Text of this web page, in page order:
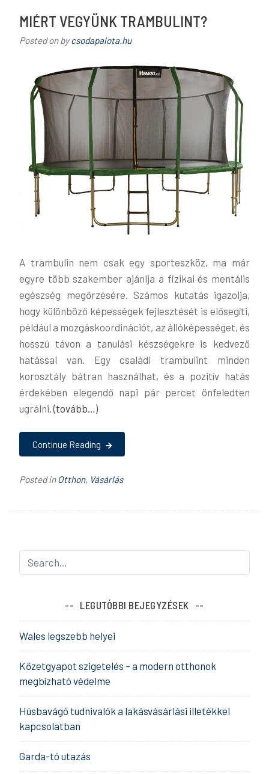
MIÉRT VEGYÜNK TRAMBULINT?
Posted onbycsodapalota.hu
A trambulin nem csak egy sporteszköz, ma már
egyre több szakember ajánlja a fizikai és mentális
egészség megőrzésére. Számos kutatás igazolja,
hogy különböző képességek fejlesztését is elősegíti,
például a mozgáskoordinációt, az állóképességet, és
hosszú távon a tanulási készségekre is kedvező
hatással van. Egy családi trambulint minden
korosztály bátran használhat, és a pozitív hatás
érdekében elegendő napi pár percet önfeledten
ugrálni.(tovább…)
Continue Reading
Posted inOtthon, Vásárlás
LEGUTÓBBI BEJEGYZÉSEK
Wales legszebb helyei
Kőzetgyapot szigetelés – a modern otthonok
megbízható védelme
Húsbavágó tudnivalók a lakásvásárlási illetékkel
kapcsolatban
Garda-tó utazás